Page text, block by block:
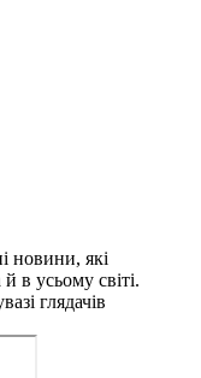
новини, які
в усьому світі.
глядачів